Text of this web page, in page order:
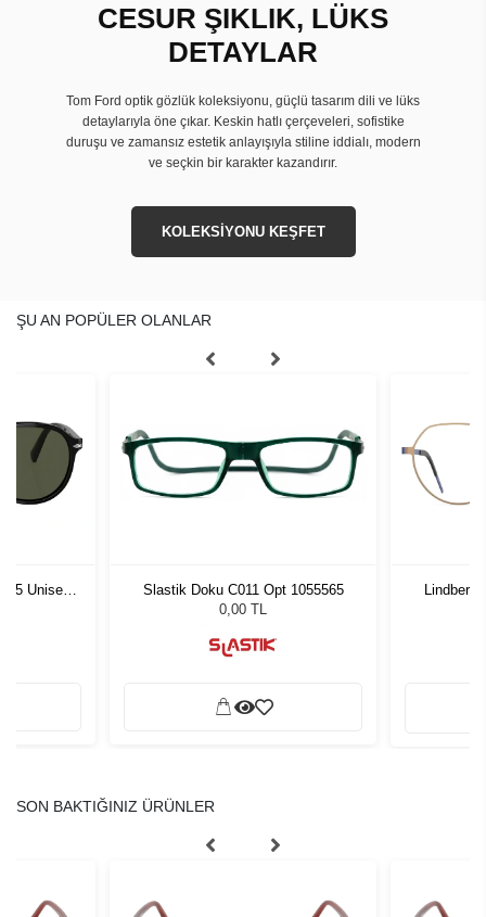
CESUR ŞIKLIK, LÜKS
DETAYLAR
Tom Ford optik gözlük koleksiyonu, güçlü tasarım dili ve lüks
detaylarıyla öne çıkar. Keskin hatlı çerçeveleri, sofistike
duruşu ve zamansız estetik anlayışıyla stiline iddialı, modern
ve seçkin bir karakter kazandırır.
KOLEKSİYONU KEŞFET
ŞU AN POPÜLER OLANLAR
55 Unisex
Slastik Doku C011 Opt 1055565
0,00 TL
Lindberg
SON BAKTIĞINIZ ÜRÜNLER